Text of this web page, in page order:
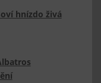
hnízdo živá